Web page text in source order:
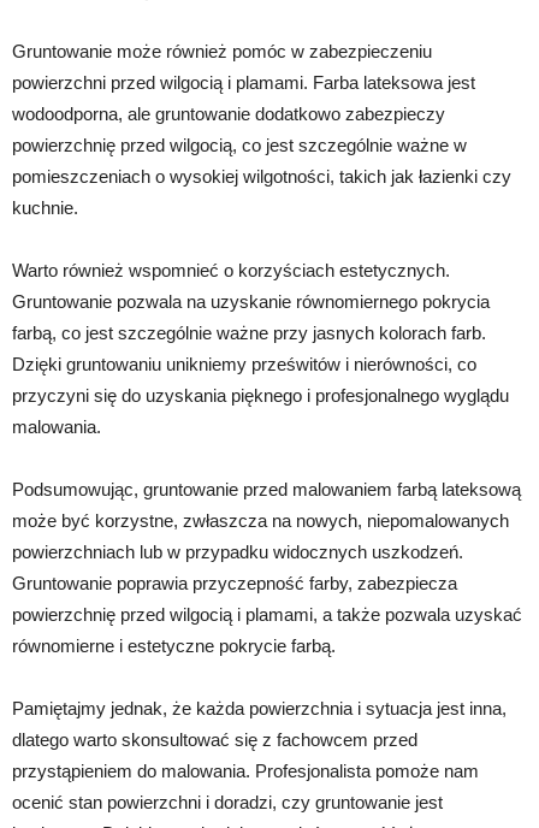
Gruntowanie może również pomóc w zabezpieczeniu
powierzchni przed wilgocią i plamami. Farba lateksowa jest
wodoodporna, ale gruntowanie dodatkowo zabezpieczy
powierzchnię przed wilgocią, co jest szczególnie ważne w
pomieszczeniach o wysokiej wilgotności, takich jak łazienki czy
kuchnie.
Warto również wspomnieć o korzyściach estetycznych.
Gruntowanie pozwala na uzyskanie równomiernego pokrycia
farbą, co jest szczególnie ważne przy jasnych kolorach farb.
Dzięki gruntowaniu unikniemy prześwitów i nierówności, co
przyczyni się do uzyskania pięknego i profesjonalnego wyglądu
malowania.
Podsumowując, gruntowanie przed malowaniem farbą lateksową
może być korzystne, zwłaszcza na nowych, niepomalowanych
powierzchniach lub w przypadku widocznych uszkodzeń.
Gruntowanie poprawia przyczepność farby, zabezpiecza
powierzchnię przed wilgocią i plamami, a także pozwala uzyskać
równomierne i estetyczne pokrycie farbą.
Pamiętajmy jednak, że każda powierzchnia i sytuacja jest inna,
dlatego warto skonsultować się z fachowcem przed
przystąpieniem do malowania. Profesjonalista pomoże nam
ocenić stan powierzchni i doradzi, czy gruntowanie jest